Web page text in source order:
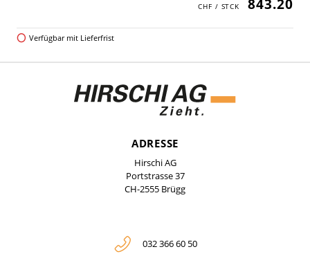
843.20
Verfügbar mit Lieferfrist
ADRESSE
Hirschi AG
Portstrasse 37
CH-2555 Brügg
032 366 60 50